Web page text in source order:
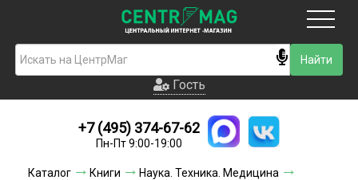
Гость
Новинки
Условия доставки
Гость
+7 (495) 374-67-62
Пн-Пт 9:00-19:00
Каталог Книги
Наука. Техника. Медицина